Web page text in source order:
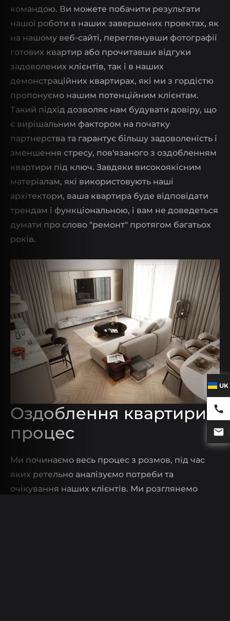
UK
командою. Ви можете побачити результати
нашої роботи в наших завершених проектах, як
на нашому веб-сайті, переглянувши фотографії
готових квартир або прочитавши відгуки
задоволених клієнтів, так і в наших
демонстраційних квартирах, які ми з гордістю
пропонуємо нашим потенційним клієнтам.
Такий підхід дозволяє нам будувати довіру, що
є вирішальним фактором на початку
партнерства та гарантує більшу задоволеність і
зменшення стресу, пов'язаного з оздобленням
квартири під ключ. Завдяки високоякісним
матеріалам, які використовують наші
архітектори, ваша квартира буде відповідати
трендам і функціональною, і вам не доведеться
думати про слово "ремонт" протягом багатьох
років.
Оздоблення квартири –
процес
Ми починаємо весь процес з розмов, під час
яких ретельно аналізуємо потреби та
очікування наших клієнтів. Ми розглянемо